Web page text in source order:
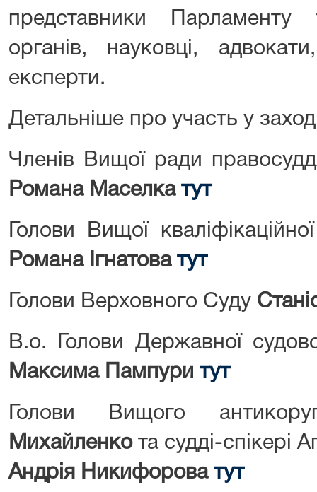
представники
органів, науковці,
експерти.
Детальніше про участь у
Членів Вищої ради
Романа Маселка тут
Голови Вищої
Романа Ігнатова тут
Голови Верховного Суду
В.о. Голови Державної
Максима Пампури тут
Голови Вищого
Михайленко та судді-спікері
Андрія Никифорова тут